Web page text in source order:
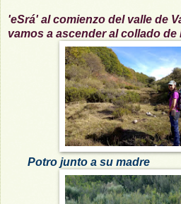
'eSrá' al comienzo del valle de
vamos a ascender al collado de
Potro junto a su madre